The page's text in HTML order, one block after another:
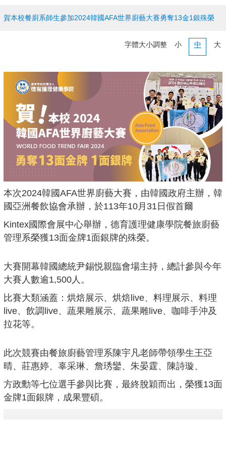
賀本校餐廚系師生參加2024韓國AFA世界廚藝大賽勇奪13金1銀殊榮
字體大小調整 小 中 大
本次2024韓國AFA世界廚藝大賽，由韓國政府主辦，韓
國亞洲餐飲協會承辦，於113年10月31日假首爾
Kintex國際會展中心舉辦，德育護理健康學院餐旅廚藝
管理系榮獲13面金牌1面銀牌的殊榮。
大賽開幕韓國總統尹錫悦親臨會場主持，總計參與今年
大賽人數逾1,500人。
比賽大類涵蓋：烘焙展示、烘焙live、料理展示、料理
live、飲調live、蔬果雕展示、蔬果雕live、咖啡手沖及
拉花等。
此次競賽由餐旅廚藝管理系陳宇凡老師帶領學生王亞
晴、莊惠婷、辜采琳、詹琇鑾、朱晏霆、陳詩璇、
方政勳等七位選手參與比賽，最終脫穎而出，榮獲13面
金牌1面銀牌，成果豐碩。